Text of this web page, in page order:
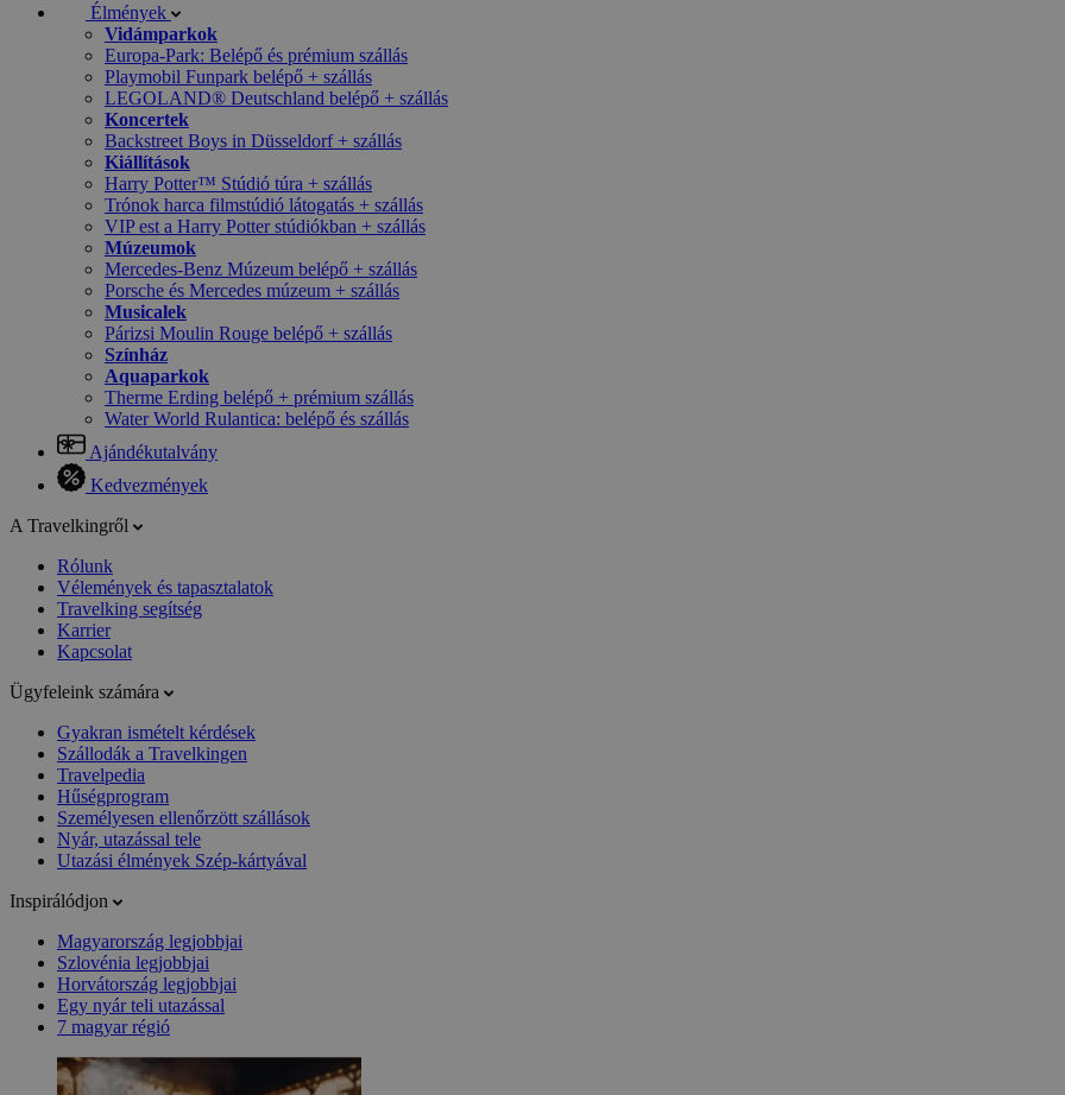
Élmények
Vidámparkok
Europa-Park: Belépő és prémium szállás
Playmobil Funpark belépő + szállás
LEGOLAND® Deutschland belépő + szállás
Koncertek
Backstreet Boys in Düsseldorf + szállás
Kiállítások
Harry Potter™ Stúdió túra + szállás
Trónok harca filmstúdió látogatás + szállás
VIP est a Harry Potter stúdiókban + szállás
Múzeumok
Mercedes-Benz Múzeum belépő + szállás
Porsche és Mercedes múzeum + szállás
Musicalek
Párizsi Moulin Rouge belépő + szállás
Színház
Aquaparkok
Therme Erding belépő + prémium szállás
Water World Rulantica: belépő és szállás
Ajándékutalvány
Kedvezmények
A Travelkingről
Rólunk
Vélemények és tapasztalatok
Travelking segítség
Karrier
Kapcsolat
Ügyfeleink számára
Gyakran ismételt kérdések
Szállodák a Travelkingen
Travelpedia
Hűségprogram
Személyesen ellenőrzött szállások
Nyár, utazással tele
Utazási élmények Szép-kártyával
Inspirálódjon
Magyarország legjobbjai
Szlovénia legjobbjai
Horvátország legjobbjai
Egy nyár teli utazással
7 magyar régió